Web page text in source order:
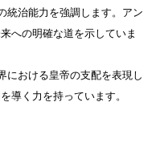
統治能力を強調します。アン
への明確な道を示していま
における皇帝の支配を表現し
導く力を持っています。